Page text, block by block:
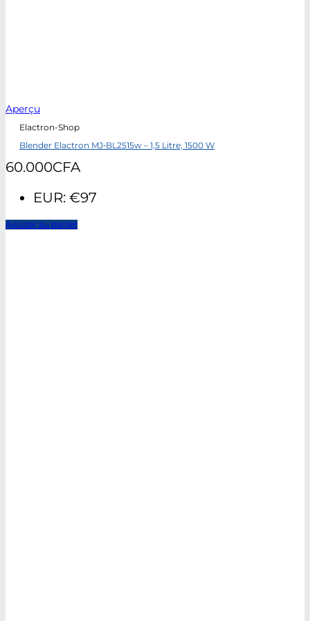
Aperçu
Elactron-Shop
Blender Elactron MJ‑BL2515w – 1,5 Litre, 1500 W
60.000CFA
EUR: €97
Ajouter au panier